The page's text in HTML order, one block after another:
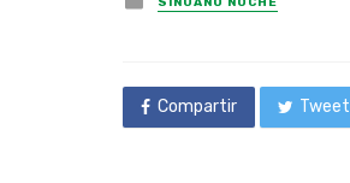
in
SINUANO NOCHE
Compartir Tweet